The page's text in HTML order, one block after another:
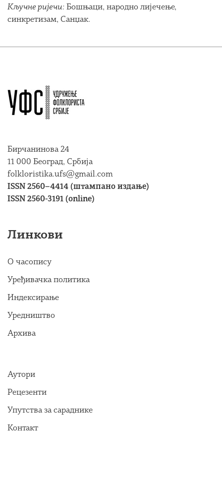
Кључне ријечи: Бошњаци, народно лијечење,
синкретизам, Санџак.
Бирчанинова 24
11 000 Београд, Србија
folkloristika.ufs@gmail.com
ISSN 2560–4414 (штампано издање)
ISSN 2560-3191 (online)
Линкови
О часопису
Уређивачка политика
Индексирање
Уредништво
Архива
Аутори
Рецезенти
Упутства за сараднике
Контакт